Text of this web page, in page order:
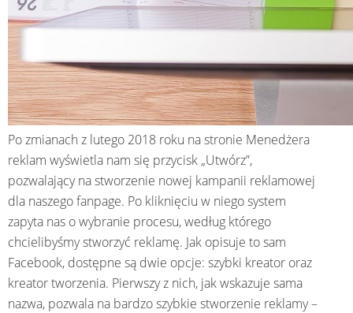
Po zmianach z lutego 2018 roku na stronie Menedżera
reklam wyświetla nam się przycisk „Utwórz”,
pozwalający na stworzenie nowej kampanii reklamowej
dla naszego fanpage. Po kliknięciu w niego system
zapyta nas o wybranie procesu, według którego
chcielibyśmy stworzyć reklamę. Jak opisuje to sam
Facebook, dostępne są dwie opcje: szybki kreator oraz
kreator tworzenia. Pierwszy z nich, jak wskazuje sama
nazwa, pozwala na bardzo szybkie stworzenie reklamy –